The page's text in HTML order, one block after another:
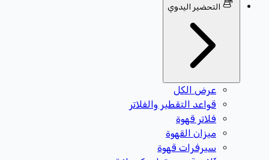
التحضير اليدوي
عرض الكل
قواعد التقطير والفلاتر
فلاتر قهوة
ميزان القهوة
سيرفرات قهوة